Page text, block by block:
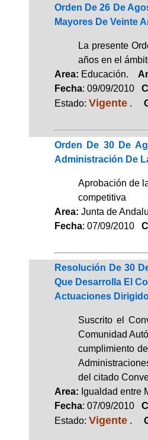
Orden De 26 De
Mayores De Veinte
La presente
años en el
Area: Educación.
Fecha: 09/09/2010
Estado: Vigente.
Orden De 30 De
Administración De
Aprobación de
competitiva
Area: Junta de
Fecha: 07/09/2010
Resolución De 30
Que Desarrolla El
Actuaciones
Suscrito el
Comunidad
cumplimiento
del citado
Area: Igualdad entre
Fecha: 07/09/2010
Estado: Vigente.